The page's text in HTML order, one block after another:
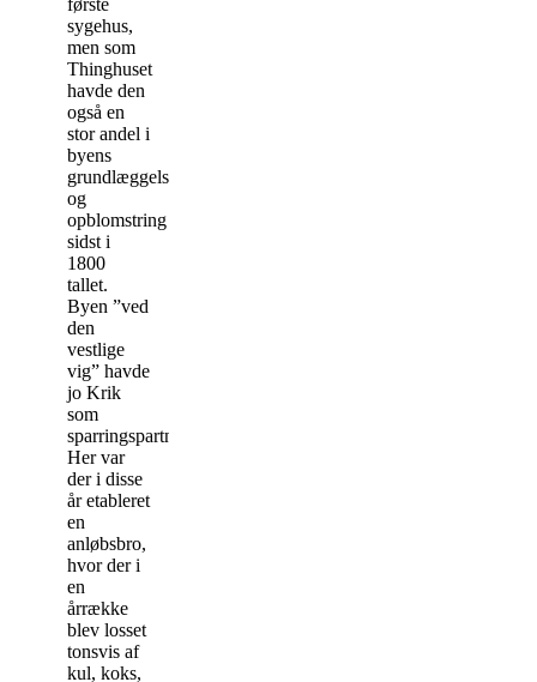
sygehus,
men som
Thinghuset
havde den
også en
stor andel i
byens
grundlæggelse
og
opblomstring
sidst i
1800
tallet.
Byen ”ved
den
vestlige
vig” havde
jo Krik
som
sparringspartner.
Her var
der i disse
år etableret
en
anløbsbro,
hvor der i
en
årrække
blev losset
tonsvis af
kul, koks,